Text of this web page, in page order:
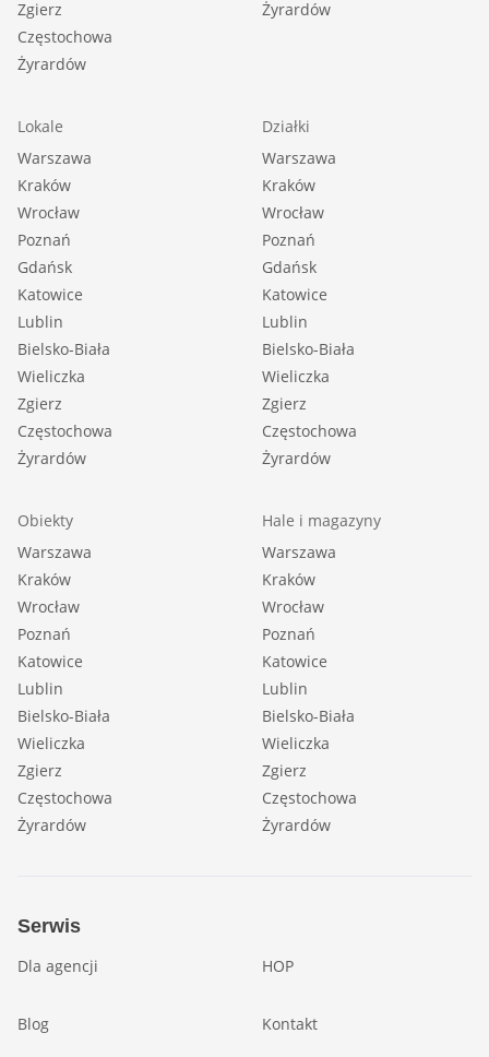
Zgierz
Częstochowa
Żyrardów
Żyrardów
Lokale
Warszawa
Kraków
Wrocław
Poznań
Gdańsk
Katowice
Lublin
Bielsko-Biała
Wieliczka
Zgierz
Częstochowa
Żyrardów
Działki
Warszawa
Kraków
Wrocław
Poznań
Gdańsk
Katowice
Lublin
Bielsko-Biała
Wieliczka
Zgierz
Częstochowa
Żyrardów
Obiekty
Warszawa
Kraków
Wrocław
Poznań
Katowice
Lublin
Bielsko-Biała
Wieliczka
Zgierz
Częstochowa
Żyrardów
Hale i magazyny
Warszawa
Kraków
Wrocław
Poznań
Katowice
Lublin
Bielsko-Biała
Wieliczka
Zgierz
Częstochowa
Żyrardów
Serwis
Dla agencji HOP
Blog Kontakt